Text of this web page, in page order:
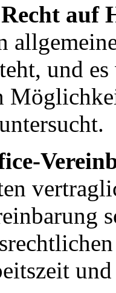
auf
und